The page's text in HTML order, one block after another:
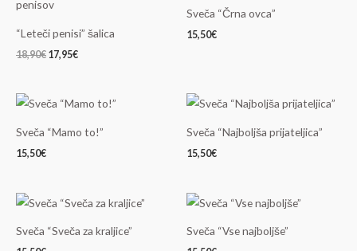
“Leteči penisi” šalica
18,90€
je
18,90€.
17,95€
Sveča “Črna ovca”
15,50€
Sveča “Mamo to!”
15,50€
Sveča “Najboljša prijateljica”
15,50€
Sveča “Sveča za kraljice” Sveča “Vse najboljše”